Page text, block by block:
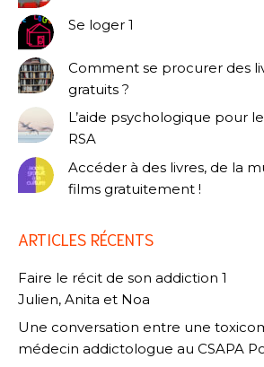
Se loger 1
Comment se procurer des
gratuits ?
L’aide psychologique pour
RSA
Accéder à des livres, de la
films gratuitement !
ARTICLES RÉCENTS
Faire le récit de son addiction 1
Julien, Anita et Noa
Une conversation entre une
médecin addictologue au CSAPA